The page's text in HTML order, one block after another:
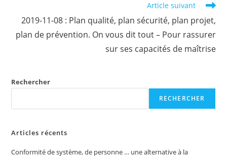
Article suivant
2019-11-08 : Plan qualité, plan sécurité, plan projet,
plan de prévention. On vous dit tout – Pour rassurer
sur ses capacités de maîtrise
Rechercher
RECHERCHER
Articles récents
Conformité de système, de personne … une alternative à la